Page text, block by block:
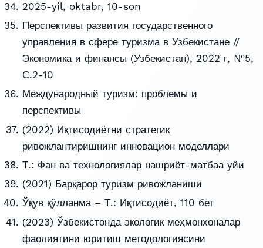
2025-yil, oktabr, 10-son
Перспективы развития государственного
управления в сфере туризма в Узбекистане //
Экономика и финансы (Узбекистан), 2022 г, №5,
С.2-10
Международный туризм: проблемы и
перспективы
(2022) Иқтисодиётни стратегик
ривожлантиришнинг инновацион моделлари
Т.: Фан ва технологиялар нашриёт-матбаа уйи
(2021) Барқарор туризм ривожланиши
Ўқув қўлланма – Т.: Иқтисодиёт, 110 бет
(2023) Ўзбекистонда экологик меҳмонхоналар
фаолиятини юритиш методологиясини